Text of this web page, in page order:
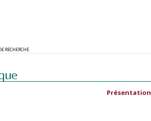
RECHERCHE
Présentation